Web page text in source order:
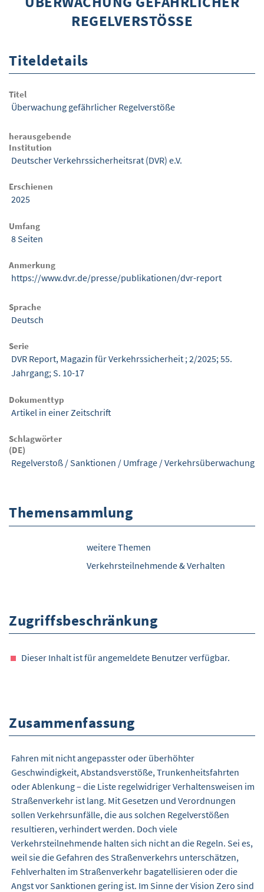
ÜBER WISOM
FRAGEN UND ANTWORTEN
REGELVERSTÖSSE
Titeldetails
Titel
Überwachung gefährlicher Regelverstöße
herausgebende
Institution
Deutscher Verkehrssicherheitsrat (DVR) e.V.
Erschienen
2025
Umfang
8 Seiten
Anmerkung
https://www.dvr.de/presse/publikationen/dvr-report
Sprache
Deutsch
Serie
DVR Report, Magazin für Verkehrssicherheit ; 2/2025; 55.
Jahrgang; S. 10-17
Dokumenttyp
Artikel in einer Zeitschrift
Schlagwörter
(DE)
Regelverstoß / Sanktionen / Umfrage /Verkehrsüberwachung
Themensammlung
weitere Themen
Verkehrsteilnehmende & Verhalten
Zugriffsbeschränkung
Dieser Inhalt ist für angemeldete Benutzer verfügbar.
Zusammenfassung
Fahren mit nicht angepasster oder überhöhter
Geschwindigkeit, Abstandsverstöße, Trunkenheitsfahrten
oder Ablenkung – die Liste regelwidriger Verhaltensweisen im
Straßenverkehr ist lang. Mit Gesetzen und Verordnungen
sollen Verkehrsunfälle, die aus solchen Regelverstößen
resultieren, verhindert werden. Doch viele
Verkehrsteilnehmende halten sich nicht an die Regeln. Sei es,
weil sie die Gefahren des Straßenverkehrs unterschätzen,
Fehlverhalten im Straßenverkehr bagatellisieren oder die
Angst vor Sanktionen gering ist. Im Sinne der Vision Zero sind